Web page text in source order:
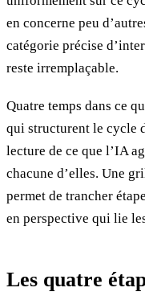
en concerne peu
catégorie précise
reste irremplaçable.
Quatre temps dans ce
qui structurent le cycle
lecture de ce que l’IA
chacune d’elles. Une
permet de trancher
en perspective qui lie
Les quatre